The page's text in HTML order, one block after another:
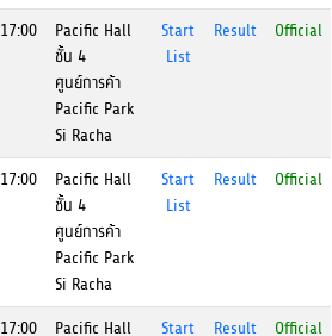
17:00
Pacific Hall
ชั้น 4
ศูนย์การค้า
Pacific Park
Si Racha
Start
List
Result Official
17:00
Pacific Hall
ชั้น 4
ศูนย์การค้า
Pacific Park
Si Racha
Start
List
Result Official
17:00
Pacific Hall
Start
Result Official